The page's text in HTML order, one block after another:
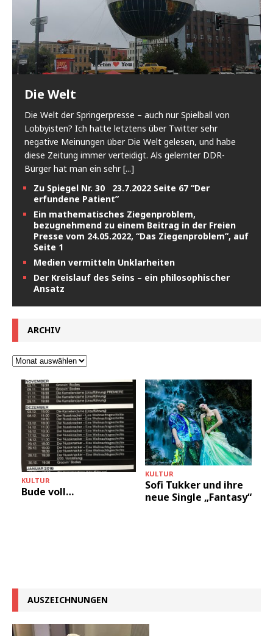
Die Welt
Die Welt der Springerpresse – auch nur Spielball von
Lobbyisten? Ich hatte letztens über Twitter sehr
negative Meinungen über Die Welt gelesen, und habe
diese Zeitung immer verteidigt. Als gelernter DDR-
Bürger hat man ein sehr[...]
Zu Spiegel Nr. 30 23.7.2022 Seite 67 “Der
erfundene Patient”
Ein mathematisches Ziegenproblem,
bezugnehmend zu einem Beitrag in der Freien
Presse vom 24.05.2022, “Das Ziegenproblem”, auf
Seite 1
Medien vermitteln Unklarheiten
Der Kreislauf des Seins – ein philosophischer
Ansatz
ARCHIV
KULTUR
Bude voll…
KULTUR
Sofi Tukker und ihre
neue Single „Fantasy“
AUSZEICHNUNGEN